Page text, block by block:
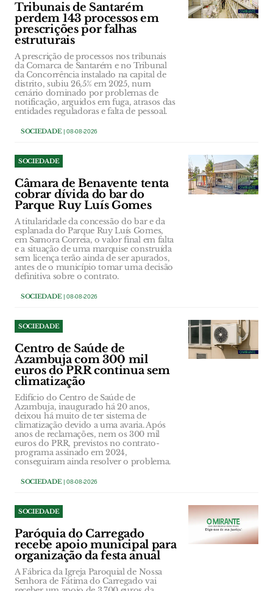
Tribunais de Santarém
perdem 143 processos em
prescrições por falhas
estruturais
A prescrição de processos nos tribunais
da Comarca de Santarém e no Tribunal
da Concorrência instalado na capital de
distrito, subiu 26,5% em 2025, num
cenário dominado por problemas de
notificação, arguidos em fuga, atrasos das
entidades reguladoras e falta de pessoal.
SOCIEDADE| 08-08-2026
SOCIEDADE
Câmara de Benavente tenta
cobrar dívida do bar do
Parque Ruy Luís Gomes
A titularidade da concessão do bar e da
esplanada do Parque Ruy Luís Gomes,
em Samora Correia, o valor final em falta
e a situação de uma marquise construída
sem licença terão ainda de ser apurados,
antes de o município tomar uma decisão
definitiva sobre o contrato.
SOCIEDADE| 08-08-2026
SOCIEDADE
Centro de Saúde de
Azambuja com 300 mil
euros do PRR continua sem
climatização
Edifício do Centro de Saúde de
Azambuja, inaugurado há 20 anos,
deixou há muito de ter sistema de
climatização devido a uma avaria. Após
anos de reclamações, nem os 300 mil
euros do PRR, previstos no contrato-
programa assinado em 2024,
conseguiram ainda resolver o problema.
SOCIEDADE| 08-08-2026
SOCIEDADE
Paróquia do Carregado
recebe apoio municipal para
organização da festa anual
A Fábrica da Igreja Paroquial de Nossa
Senhora de Fátima do Carregado vai